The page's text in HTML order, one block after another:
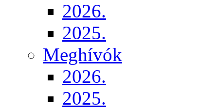
2026.
2025.
Meghívók
2026.
2025.